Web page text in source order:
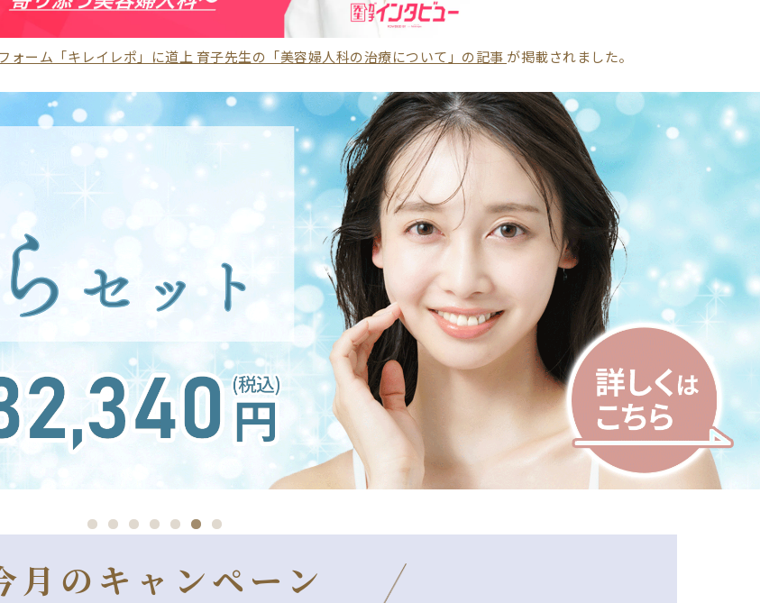
ォーム「キレイレポ」に道上 育子先生の「美容婦人科の治療について」の記事 が掲載されました。
月のキャンペーン